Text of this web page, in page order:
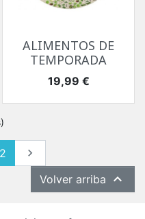
ALIMENTOS DE
TEMPORADA
Precio
19,99 €
2 Siguiente

Volver arriba 